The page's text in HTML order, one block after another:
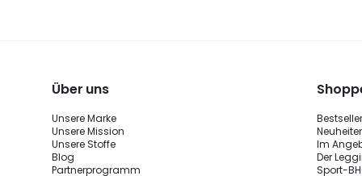
Über uns
Unsere Marke
Unsere Mission
Unsere Stoffe
Blog
Partnerprogramm
Bestseller
Im
Der
Sport-